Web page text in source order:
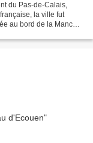
du Pas-de-Calais,
la ville fut
au bord de la Manche,